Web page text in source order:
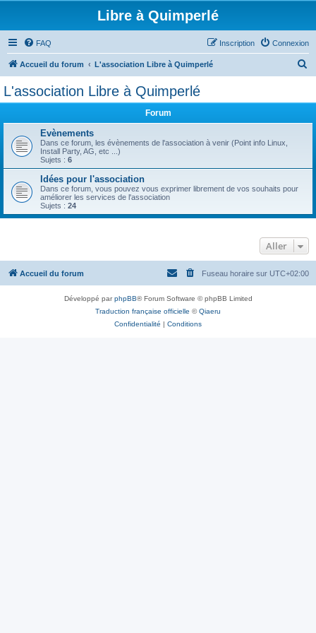
Libre à Quimperlé
FAQ Connexion
Inscription
Accueil du forum L'association Libre à Quimperlé
r
L'association Libre à Quimperlé
Forum
Evènements
Dans ce forum, les évènements de l'association à venir (Point info Linux,
Install Party, AG, etc ...)
Sujets : 6
Idées pour l'association
Dans ce forum, vous pouvez vous exprimer librement de vos souhaits pour
améliorer les services de l'association
Sujets : 24
Aller
Accueil du forum Fuseau horaire sur UTC+02:00
Développé parphpBB® Forum Software © phpBB Limited
Traduction française officielle ©Qiaeru
Confidentialité | Conditions